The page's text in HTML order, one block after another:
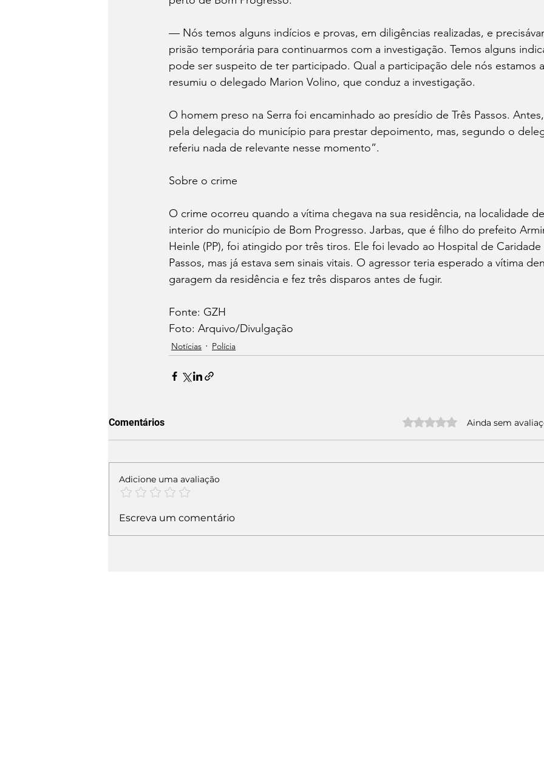
— Nós temos alguns indícios e provas, em diligências realizadas, e
prisão temporária para continuarmos com a investigação. Temos alguns
pode ser suspeito de ter participado. Qual a participação dele nós
resumiu o delegado Marion Volino, que conduz a investigação.
O homem preso na Serra foi encaminhado ao presídio de Três Passos.
pela delegacia do município para prestar depoimento, mas, segundo o
referiu nada de relevante nesse momento”.
Sobre o crime
O crime ocorreu quando a vítima chegava na sua residência, na localidade
interior do município de Bom Progresso. Jarbas, que é filho do prefeito
Heinle (PP), foi atingido por três tiros. Ele foi levado ao Hospital de
Passos, mas já estava sem sinais vitais. O agressor teria esperado a vítima
garagem da residência e fez três disparos antes de fugir.
Fonte: GZH
Foto: Arquivo/Divulgação
Notícias Polícia
Comentários Avaliado com 0 de 5 estrelas.
Ainda sem
Adicione uma avaliação
Escreva um comentário